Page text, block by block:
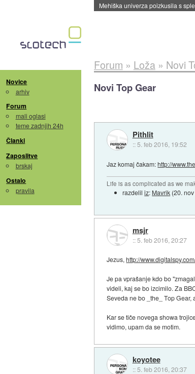
Evropska vesoljska agencija
Novice
arhiv
Forum
mali oglasi
teme zadnjih 24h
Članki
Zaposlitve
brskaj
Ostalo
pravila
Forum » Loža» Novi
Novi Top Gear
Pithlit
:: 5. feb 2016, 19:52
Jaz komaj čakam:http://
Life is as complicated as we
razdeliliz: Mavrik (20.
msjr
::5. feb 2016, 20:27
Jezus,http://
Je pa vprašanje kdo bo
videli, kaj se bo izcimilo. Za
Seveda ne bo _the_ Top Gear,
Kar se tiče novega showa
vidimo, upam da se motim.
koyotee
:: 5. feb 2016, 20:37